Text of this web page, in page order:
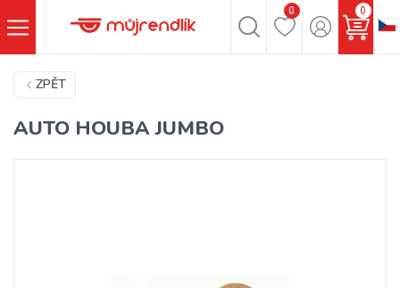
0 0
ZPĚT
AUTO HOUBA JUMBO